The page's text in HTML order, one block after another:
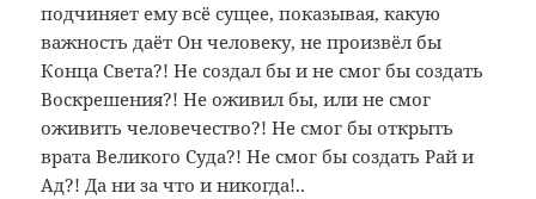
подчиняет ему всё сущее, показывая, какую
важность даёт Он человеку, не произвёл бы
Конца Света?! Не создал бы и не смог бы создать
Воскрешения?! Не оживил бы, или не смог
оживить человечество?! Не смог бы открыть
врата Великого Суда?! Не смог бы создать Рай и
Ад?! Да ни за что и никогда!..